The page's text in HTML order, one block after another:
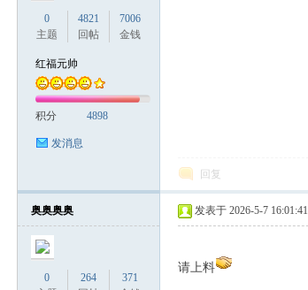
0
主题
4821
回帖
7006
金钱
红福元帅
积分 4898
发消息
回复
奥奥奥奥
0
264
371
发表于 2026-5-7 16:01:41
请上料